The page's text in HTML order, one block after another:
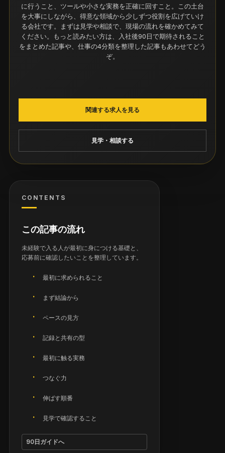
に行うこと、ツールや小さな実務を正確に回すこと。この土台
を大事にしながら、得意な領域から少しずつ役割を広げていけ
る会社です。まずは見学や相談で、現場の流れを確かめてみて
ください。もっと読みたい方は、
入社後90日で期待されること
をまとめた記事や、 仕事の4分類を整理した記事もあわせてどう
ぞ。
関連する求人を見る
見学・相談する
CONTENTS
この記事の流れ
未経験で入る人が最初に身につける基礎と、
応募前に確認したいことを整理しています。
最初に求められること
まず結論から
ペースの見方
記録と共有の型
最初に触る実務
つなぐ力
伸ばす順番
見学で確認すること
90日ガイドへ